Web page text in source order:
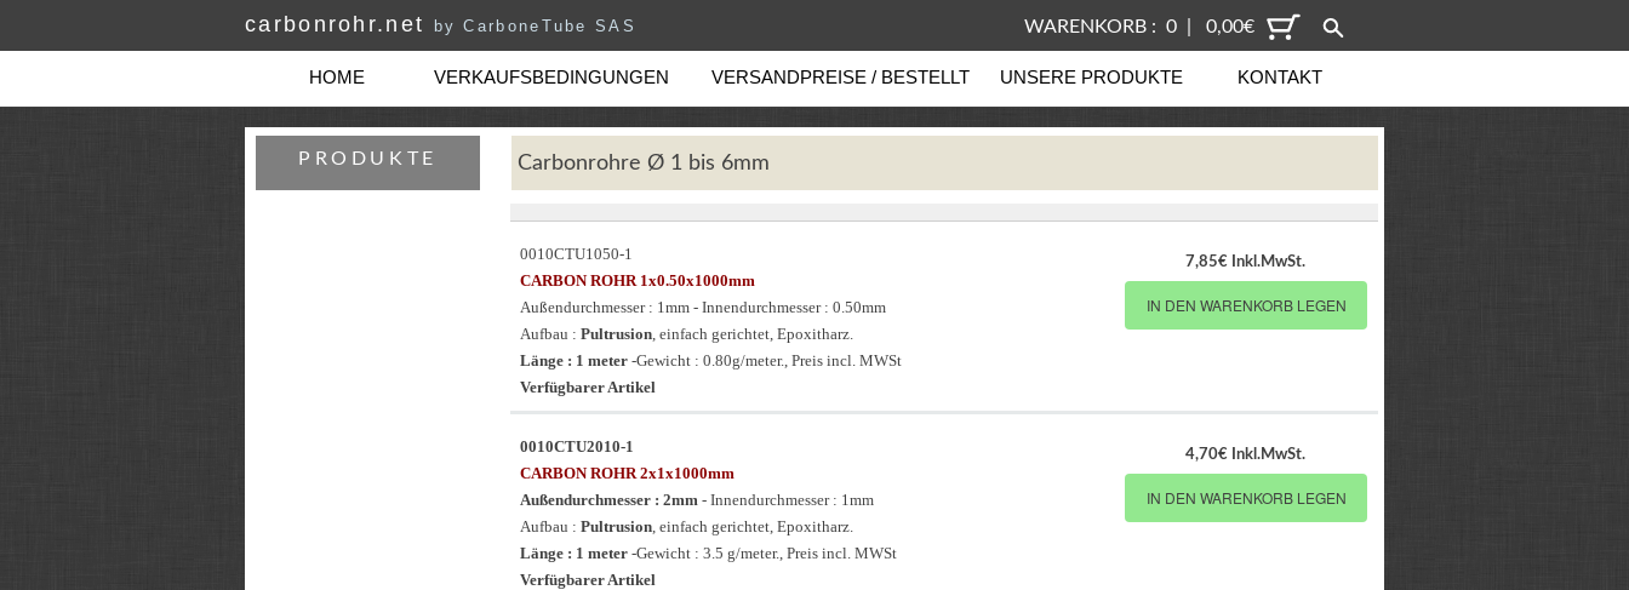
carbonrohr.net by CarboneTube SAS WARENKORB : 0 | 0,00€
HOME VERKAUFSBEDINGUNGEN VERSANDPREISE / BESTELLT UNSERE PRODUKTE KONTAKT
PRODUKTE Carbonrohre Ø 1 bis 6mm
0010CTU1050-1
CARBON ROHR 1x0.50x1000mm
Außendurchmesser : 1mm - Innendurchmesser : 0.50mm
Aufbau : Pultrusion, einfach gerichtet, Epoxitharz.
Länge : 1 meter -Gewicht : 0.80g/meter., Preis incl. MWSt
Verfügbarer Artikel
7,85€ Inkl.MwSt.
IN DEN WARENKORB LEGEN
0010CTU2010-1
CARBON ROHR 2x1x1000mm
Außendurchmesser : 2mm - Innendurchmesser : 1mm
Aufbau : Pultrusion, einfach gerichtet, Epoxitharz.
Länge : 1 meter -Gewicht : 3.5 g/meter., Preis incl. MWSt
Verfügbarer Artikel
4,70€ Inkl.MwSt.
IN DEN WARENKORB LEGEN